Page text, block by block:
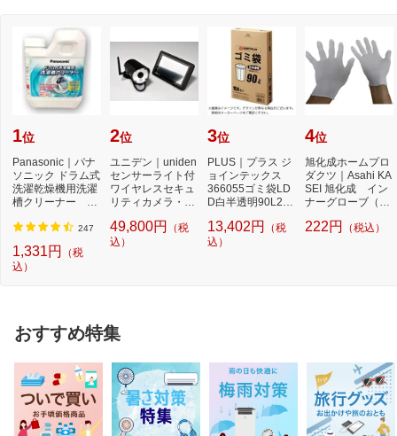
1位
Panasonic｜パナ
ソニック ドラム式
洗濯乾燥機用洗濯
槽クリーナー N-
濯...
247
1,331円
（税
込）
2位
ユニデン｜uniden
センサーライト付
ワイヤレスセキュ
リティカメラ・モ
49,800円
（税
込）
3位
PLUS｜プラス ジ
ョインテックス
366055ゴミ袋LD
D白半透明90L2百
15J-9...
13,402円
（税
込）
4位
旭化成ホームプロ
ダクツ｜Asahi KA
SEI 旭化成 イン
ナーグローブ（薄
プ）...
222円 （税込）
おすすめ特集